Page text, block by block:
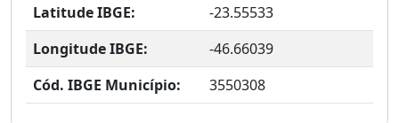
Latitude IBGE:
-23.55533
Longitude IBGE:
-46.66039
Cód. IBGE Município:
3550308